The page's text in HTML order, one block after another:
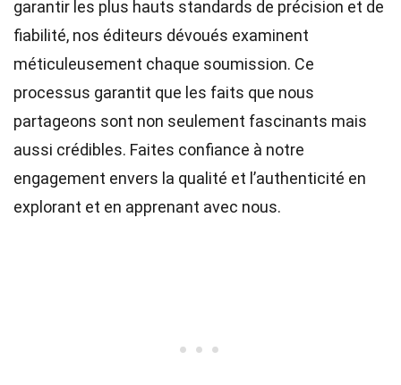
garantir les plus hauts standards de précision et de
fiabilité, nos éditeurs dévoués examinent
méticuleusement chaque soumission. Ce
processus garantit que les faits que nous
partageons sont non seulement fascinants mais
aussi crédibles. Faites confiance à notre
engagement envers la qualité et l’authenticité en
explorant et en apprenant avec nous.